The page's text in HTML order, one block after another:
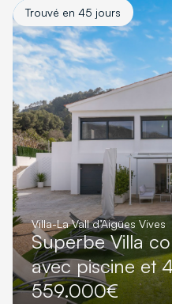
Trouvé en 45 jours
Villa-La Vall d’Aigües Vives
Superbe Villa
avec piscine et
559.000€